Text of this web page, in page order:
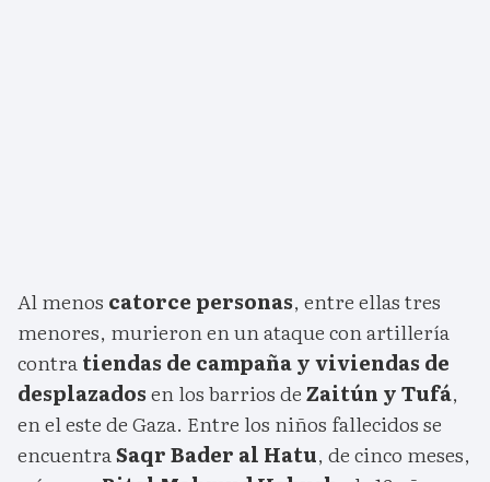
Al menos catorce personas, entre ellas tres
menores, murieron en un ataque con artillería
contratiendas de campaña y viviendas de
desplazadosen los barrios deZaitún y Tufá,
en el este de Gaza. Entre los niños fallecidos se
encuentraSaqr Bader al Hatu, de cinco meses,